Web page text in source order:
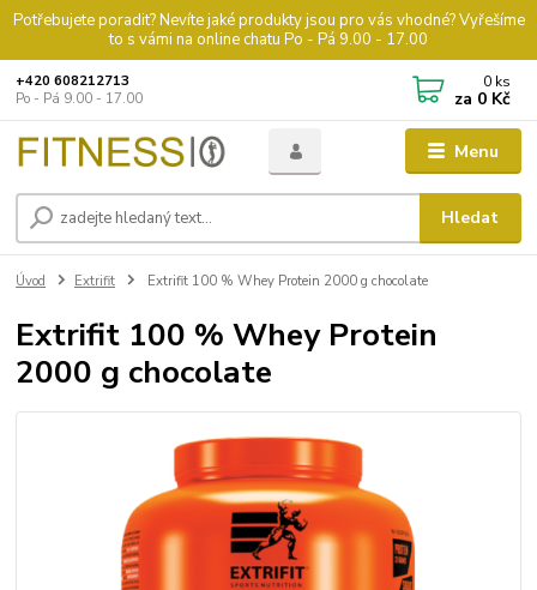
Potřebujete poradit? Nevíte jaké produkty jsou pro vás vhodné? Vyřešíme
to s vámi na online chatu Po - Pá 9.00 - 17.00
Menu
Hledat
+420 608212713
Po - Pá 9.00 - 17.00
0 ks
za 0 Kč
Úvod Extrifit Extrifit 100 % Whey Protein 2000 g chocolate
Extrifit 100 % Whey Protein
2000 g chocolate